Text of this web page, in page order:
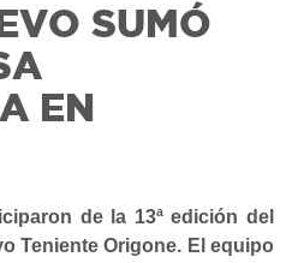
SUMÓ
EN
de la 13ª edición del
Teniente Origone. El equipo